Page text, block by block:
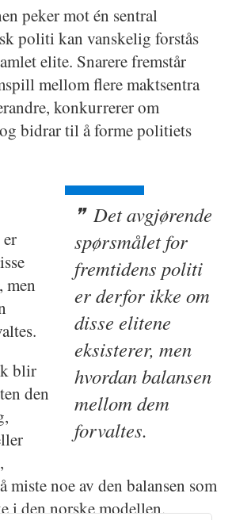
peker mot én sentral
politi kan vanskelig forstås
elite. Snarere fremstår
mellom flere maktsentra
konkurrerer om
bidrar til å forme politiets
Det av­gjørende
spørsmålet for
fremtidens politi
er derfor ikke om
disse elitene
eksisterer, men
hvordan balansen
mellom dem
forvaltes.
men
blir
den
noe av den balansen som
i den norske modellen.